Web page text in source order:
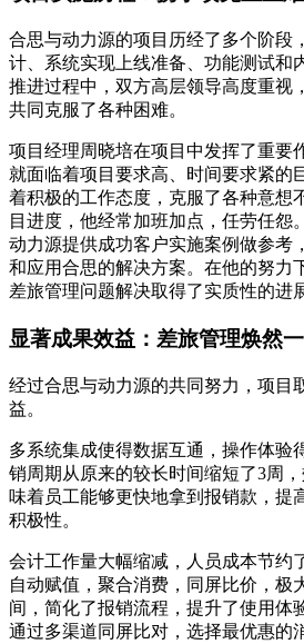
合思与动力源的项目历经了多个阶段
计、系统实现上线准备、功能测试和
推进过程中，双方高层领导高度重视
共同克服了各种困难。
项目经理周晓培在项目中发挥了重要
就面临着项目要求高、时间要求紧的
着积极的工作态度，克服了各种意想
目进度，他经常加班加点，任劳任怨
动力源提供成功客户实施案例做参考
和应用合思的解决方案。在他的努力
差旅管理问题解决取得了实质性的进
显著成果效益：差旅管理焕然
经过合思与动力源的共同努力，项目
益。
多系统集成使得数据互通，操作体验
销周期从原来的较长时间缩短了3周
味着员工能够更快地拿到报销款，提
积极性。
会计工作量大幅缩减，人员成本节约
自动赋值，聚合消费，同屏比价，极
间，简化了报销流程，提升了使用体
通过多渠道同屏比对，选择最优惠的